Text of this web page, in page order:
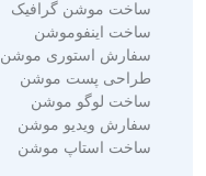
ساخت موشن گرافیک
ساخت اینفوموشن
سفارش استوری موشن
طراحی پست موشن
ساخت لوگو موشن
سفارش ویدیو موشن
ساخت استاپ موشن